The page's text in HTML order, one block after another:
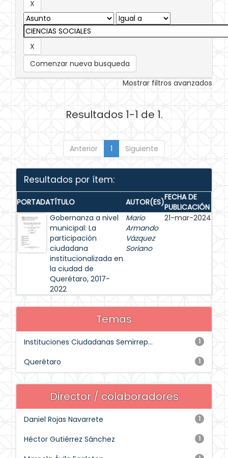
Comenzar nueva busqueda
Mostrar filtros avanzados
Resultados 1-1 de 1.
Anterior 1 Siguiente
Resultados por ítem:
PORTADATÍTULO AUTOR(ES)FECHA DE
PUBLICACIÓN
Gobernanza a nivel
municipal: La
participación
ciudadana
institucionalizada en
la ciudad de
Querétaro, 2017-
2022
Mario
Armando
Vázquez
Soriano
21-mar-2024
Temas
1
Instituciones Ciudadanas Semirrep...
1
Querétaro
Director / colaboradores
1
Daniel Rojas Navarrete
1
Héctor Gutiérrez Sánchez